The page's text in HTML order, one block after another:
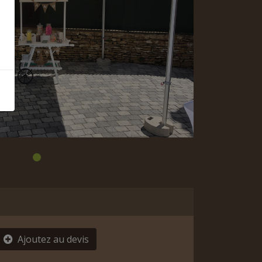
Ajoutez au devis